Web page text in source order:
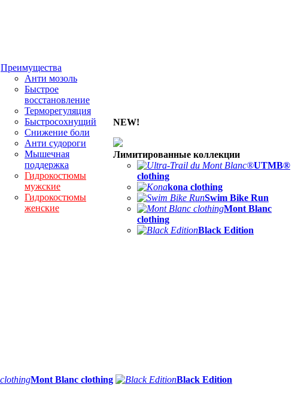
Преимущества
Анти мозоль
Быстрое
восстановление
Терморегуляция
Быстросохнущий
Снижение боли
Анти судороги
Мышечная
поддержка
Гидрокостюмы
мужские
Гидрокостюмы
женские
NEW!
Лимитированные коллекции
UTMB®
clothing
kona clothing
Swim Bike Run
Mont Blanc
clothing
Black Edition
Mont Blanc clothing
Black Edition